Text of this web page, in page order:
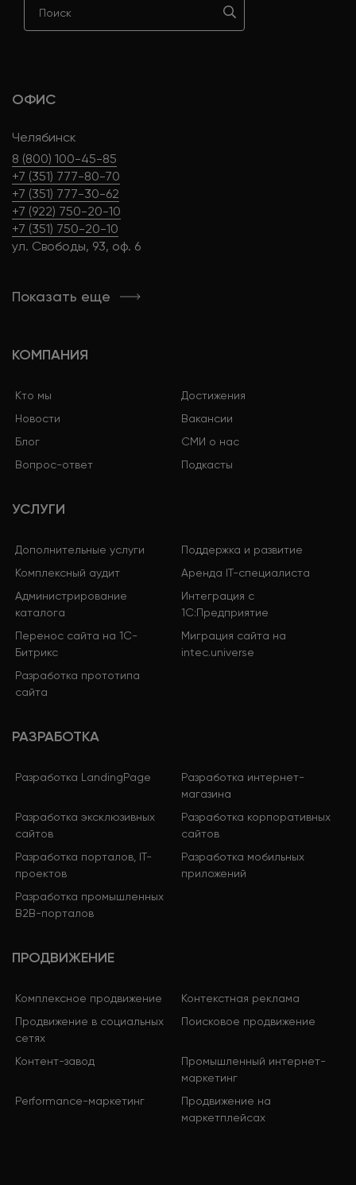
ОФИС
Челябинск
8 (800) 100-45-85
+7 (351) 777-80-70
+7 (351) 777-30-62
+7 (922) 750-20-10
+7 (351) 750-20-10
ул. Свободы, 93, оф. 6
Показать еще
КОМПАНИЯ
Кто мы
Достижения
Новости
Вакансии
Блог
СМИ о нас
Вопрос-ответ
Подкасты
УСЛУГИ
Дополнительные услуги
Поддержка и развитие
Комплексный аудит
Аренда IT-специалиста
Администрирование
каталога
Интеграция с
1С:Предприятие
Перенос сайта на 1С-
Битрикс
Миграция сайта на
intec.universe
Разработка прототипа
сайта
РАЗРАБОТКА
Разработка LandingPage
Разработка интернет-
магазина
Разработка эксклюзивных
сайтов
Разработка корпоративных
сайтов
Разработка порталов, IT-
проектов
Разработка мобильных
приложений
Разработка промышленных
B2B-порталов
ПРОДВИЖЕНИЕ
Комплексное продвижение
Контекстная реклама
Продвижение в социальных
сетях
Поисковое продвижение
Контент-завод
Промышленный интернет-
маркетинг
Performance-маркетинг
Продвижение на
маркетплейсах